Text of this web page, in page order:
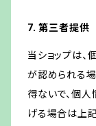
7. 第三者提供
当ショップは
が認められる
得ないで、個人
げる場合は上